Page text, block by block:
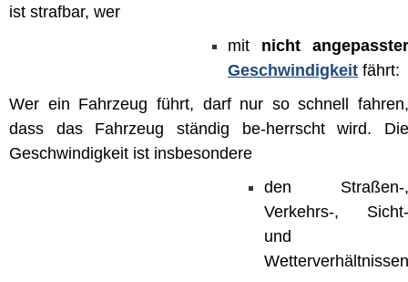
ist strafbar, wer
mit nicht angepasster
Geschwindigkeit fährt:
Wer ein Fahrzeug führt, darf nur so schnell fahren,
dass das Fahrzeug ständig be-herrscht wird. Die
Geschwindigkeit ist insbesondere
den Straßen-,
Verkehrs-, Sicht-
und
Wetterverhältnissen